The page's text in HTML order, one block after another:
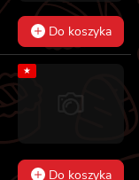
Do koszyka
★
Do koszyka